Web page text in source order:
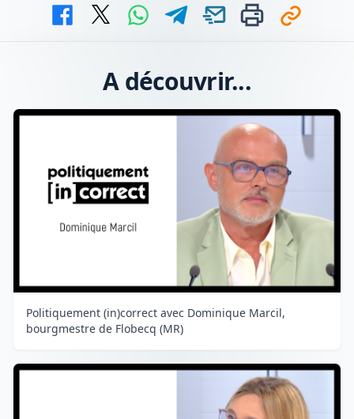
A découvrir...
Politiquement (in)correct avec Dominique Marcil,
bourgmestre de Flobecq (MR)